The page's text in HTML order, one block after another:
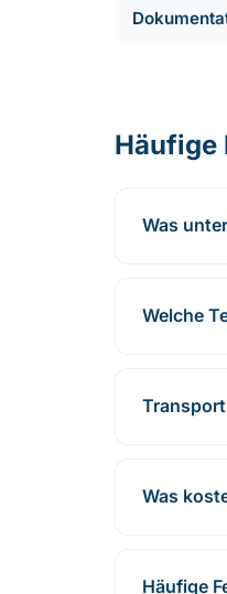
Häufige
Was
Welche
Was
Häufige